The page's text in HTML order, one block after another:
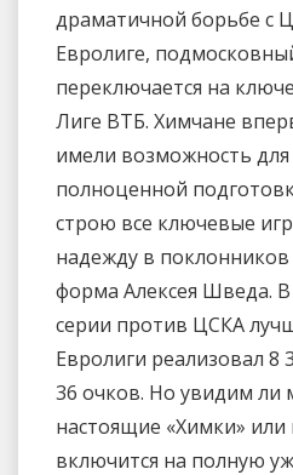
драматичной борьбе с
Евролиге,
переключается на
Лиге ВТБ. Химчане
имели возможность
полноценной
строю все ключевые
надежду в
форма Алексея Шведа.
серии против ЦСКА
Евролиги реализовал 8
36 очков. Но увидим ли
настоящие «Химки»
включится на полную